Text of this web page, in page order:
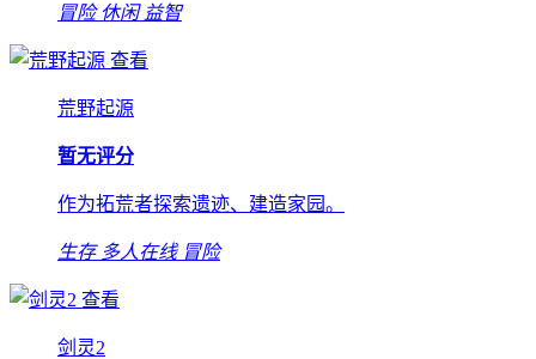
冒险 休闲 益智
查看
荒野起源
暂无评分
作为拓荒者探索遗迹、建造家园。
生存 多人在线 冒险
查看
剑灵2